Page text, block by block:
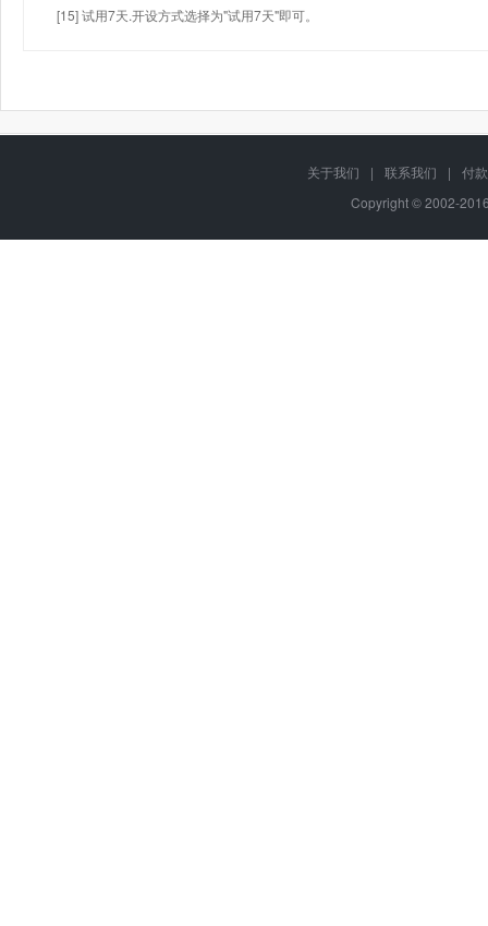
[15] 试用7天.开设方式选择为"试用7天"即可。
关于我们 | 联系我们 |
付
Copyright © 2002-